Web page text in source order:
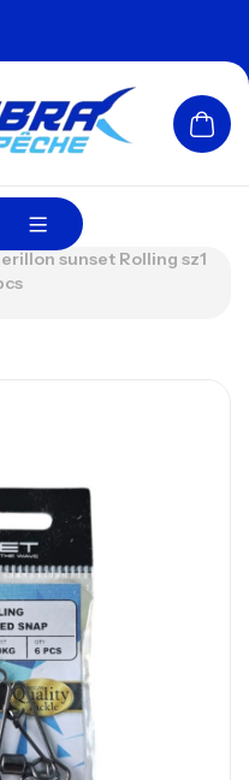
sunset Rolling sz1